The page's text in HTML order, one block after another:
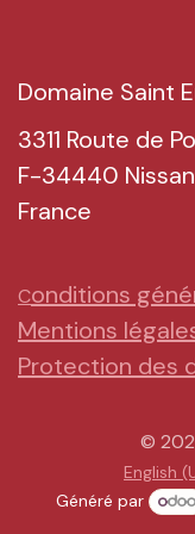
Domaine Saint
3311 Route de
F-34440
France
Conditions
​​Mentions
Protection des
©
English
Généré par